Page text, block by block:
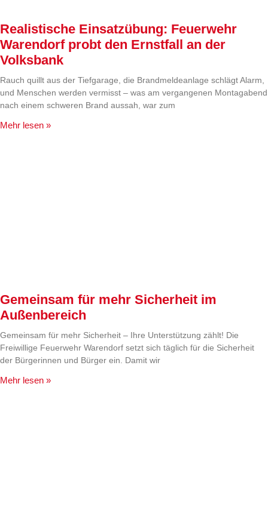
Realistische Einsatzübung: Feuerwehr
Warendorf probt den Ernstfall an der
Volksbank
Rauch quillt aus der Tiefgarage, die Brandmeldeanlage schlägt Alarm,
und Menschen werden vermisst – was am vergangenen Montagabend
nach einem schweren Brand aussah, war zum
Mehr lesen »
Gemeinsam für mehr Sicherheit im
Außenbereich
Gemeinsam für mehr Sicherheit – Ihre Unterstützung zählt! Die
Freiwillige Feuerwehr Warendorf setzt sich täglich für die Sicherheit
der Bürgerinnen und Bürger ein. Damit wir
Mehr lesen »